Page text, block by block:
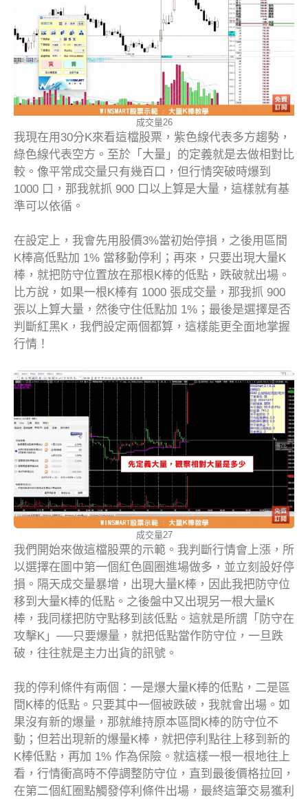
成交量26
我現在用30分K來看這檔股票，紫色線代表多方趨勢，
綠色線代表空方。至於「大量」的定義就是去做相對比
較。像平常成交量只有幾百口，但行情突破時爆到
1000 口，那我就抓 900 口以上算是大量，這樣就有基
準可以依循。
在設定上，我會先用股價3%當初始停損，之後用區間
K棒高低點加 1% 當移動停利；再來，只要出現大量K
棒，就把防守位置放在那根K棒的低點，跌破就出場。
比方說，如果一根K棒有 1000 張成交量，那我抓 900
張以上算大量，然後守住低點加 1%；最後是選擇是否
判斷紅黑K，我們設定兩個都算，這樣能更全面地掌握
行情！
成交量27
我們開始來做這檔股票的示範。我判斷行情會上漲，所
以選擇在圖中第一個紅色圓圈進場做多，並立刻設好停
損。隔天成交量暴增，出現大量K棒，因此我把防守位
移到大量K棒的低點。之後盤中又出現另一根大量K
棒，我同樣把防守點移到該低點。這就是所謂「防守在
攻擊K」──只要爆量，就把低點當作防守位，一旦跌
破，往往就是主力出貨的訊號。
我的停利條件有兩個：一是爆大量K棒的低點，二是區
間K棒的低點。只要其中一個被跌破，我就會出場。如
果沒有新的爆量，那就維持原本區間K棒的防守位不
動；但若出現新的爆量K棒，就把停利點往上移到新的
K棒低點，再加 1% 作為保險。就這樣一根一根地往上
看，行情衝高時不停調整防守位，直到最後價格拉回，
在第二個紅圈點觸發停利條件出場，最終這筆交易獲利